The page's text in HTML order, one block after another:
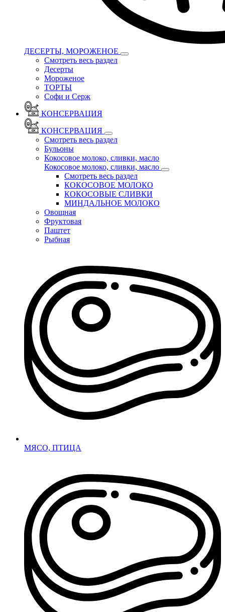
ДЕСЕРТЫ, МОРОЖЕНОЕ
Смотреть весь раздел
Десерты
Мороженое
ТОРТЫ
Софи и Серж
КОНСЕРВАЦИЯ
КОНСЕРВАЦИЯ
Смотреть весь раздел
Бульоны
Кокосовое молоко, сливки, масло
Кокосовое молоко, сливки, масло
Смотреть весь раздел
КОКОСОВОЕ МОЛОКО
КОКОСОВЫЕ СЛИВКИ
МИНДАЛЬНОЕ МОЛОКО
Овощная
Фруктовая
Паштет
Рыбная
МЯСО, ПТИЦА